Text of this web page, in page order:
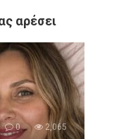
αρέσει
0 2,065